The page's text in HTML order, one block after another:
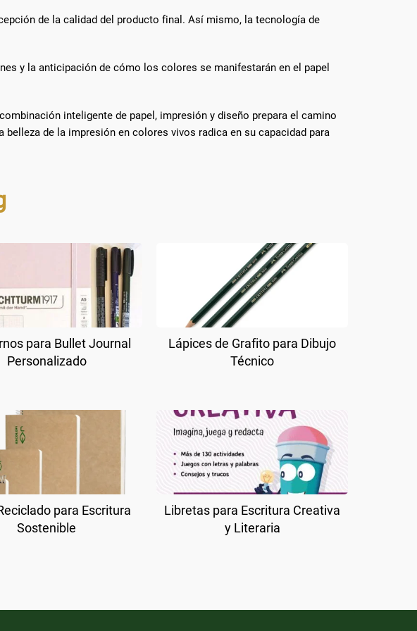
de la calidad del producto final. Así mismo, la tecnología de
y la anticipación de cómo los colores se manifestarán en el papel
inteligente de papel, impresión y diseño prepara el camino
de la impresión en colores vivos radica en su capacidad para
para Bullet Journal
Personalizado
Lápices de Grafito para Dibujo
Técnico
para Escritura
Sostenible
Libretas para Escritura Creativa
y Literaria